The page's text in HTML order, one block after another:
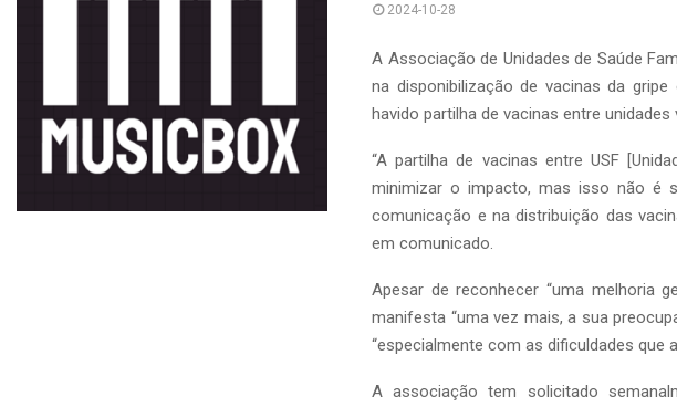
2024-10-28
A Associação de Unidades de Saúde
na disponibilização de vacinas da
havido partilha de vacinas entre
“A partilha de vacinas entre USF
minimizar o impacto, mas isso não é
comunicação e na distribuição das
em comunicado.
Apesar de reconhecer “uma melhoria
manifesta “uma vez mais, a sua
“especialmente com as dificuldades que
A associação tem solicitado